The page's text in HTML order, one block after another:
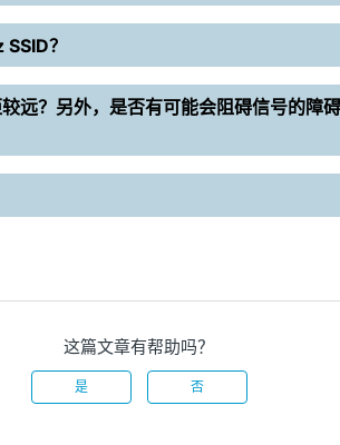
？
远？另外，是否有可能会阻碍信号的障
这篇文章有帮助吗？
是 否